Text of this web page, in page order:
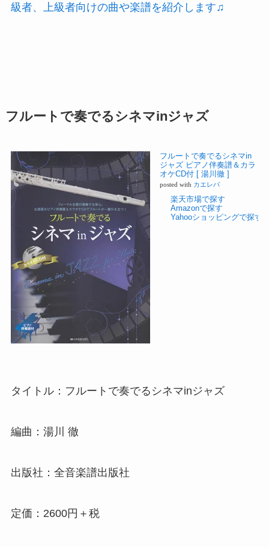
級者、上級者向けの曲や楽譜を紹介します♫
フルートで奏でるシネマinジャズ
フルートで奏でるシネマin
ジャズ ピアノ伴奏譜＆カラ
オケCD付 [ 湯川徹 ]
posted with カエレバ
楽天市場で探す
Amazonで探す
Yahooショッピングで探す
タイトル：フルートで奏でるシネマinジャズ
編曲：湯川 徹
出版社：全音楽譜出版社
定価：2600円＋税